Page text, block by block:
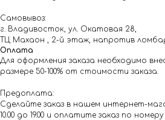
Самовывоз:
г. Владивосток, ул. Окатовая 28,
ТЦ Махаон , 2-й этаж, напротив
Оплата
Для оформления заказа необходимо
размере 50-100% от стоимости заказа.
Предоплата:
Сделайте заказ в нашем интернет-
10.00 до 19.00 и оплатите заказ по номеру